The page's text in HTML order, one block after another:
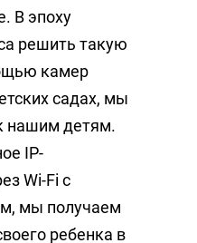
В эпоху
решить такую
камер
садах, мы
нашим детям.
IP-
Wi-Fi с
мы получаем
ребенка в